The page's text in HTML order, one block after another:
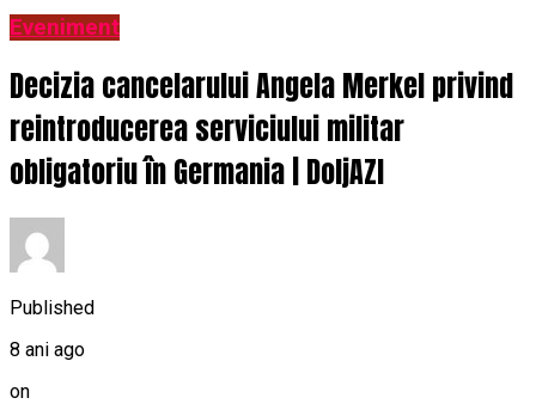
Eveniment
Decizia cancelarului Angela Merkel privind
reintroducerea serviciului militar
obligatoriu în Germania | DoljAZI
Published
8 ani ago
on